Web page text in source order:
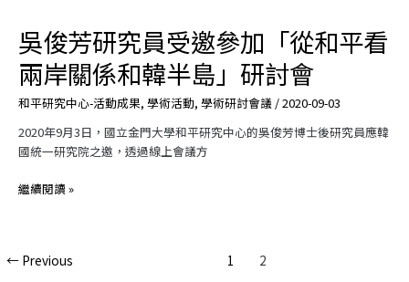
學
術
研
討
會」，
迎
踴
躍
參
吳俊芳研究員受邀參加「從和平看
兩岸關係和韓半島」研討會
和平研究中心-活動成果, 學術活動, 學術研討會議/2020-09-03
2020年9月3日，國立金門大學和平研究中心的吳俊芳博士後研究員應韓
國統一研究院之邀，透過線上會議方
吳
俊
芳
研
究
員
受
參
平
繼續閱讀 »
← Previous 1 2